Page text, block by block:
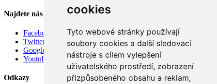
cookies
Tyto webové stránky používají
soubory cookies a další sledovací
nástroje s cílem vylepšení
uživatelského prostředí, zobrazení
přizpůsobeného obsahu a reklam,
Najdete nás
Facebook
Twitter
Google
Youtube
Odkazy